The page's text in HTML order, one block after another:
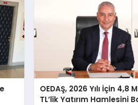
OEDAŞ, 2026 Yılı İçin 4,8
TL’lik Yatırım Hamlesini